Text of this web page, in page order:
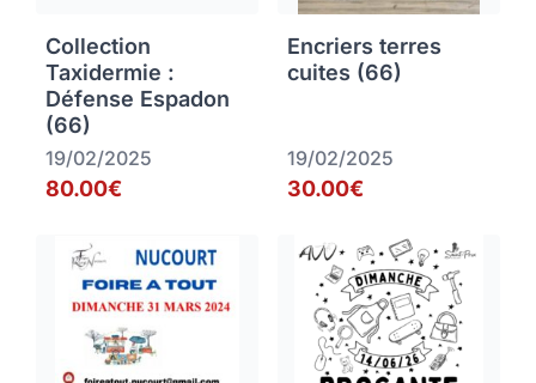
Collection
Taxidermie :
Défense Espadon
(66)
19/02/2025
80.00€
Encriers terres
cuites (66)
19/02/2025
30.00€